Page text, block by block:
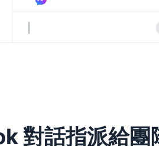
對話指派給團